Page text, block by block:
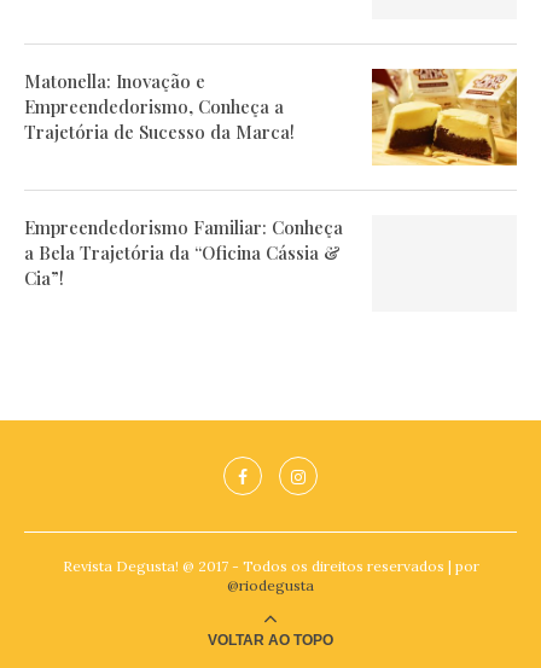
Matonella: Inovação e
Empreendedorismo, Conheça a
Trajetória de Sucesso da Marca!
Empreendedorismo Familiar: Conheça
a Bela Trajetória da “Oficina Cássia &
Cia”!
Revista Degusta! @ 2017 - Todos os direitos reservados | por
@riodegusta
VOLTAR AO TOPO